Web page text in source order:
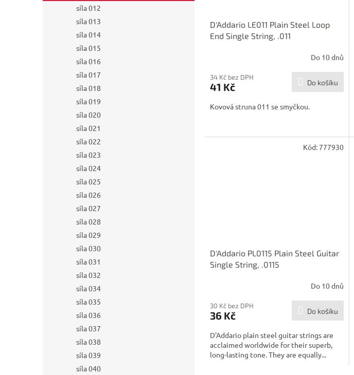
síla 012
síla 013
síla 014
síla 015
síla 016
síla 017
síla 018
síla 019
síla 020
síla 021
síla 022
síla 023
síla 024
síla 025
síla 026
síla 027
síla 028
síla 029
síla 030
síla 031
síla 032
síla 034
síla 035
síla 036
síla 037
síla 038
síla 039
síla 040
D'Addario LE011 Plain Steel Loop
End Single String, .011
Do 10 dnů
34 Kč bez DPH
41 Kč Do košíku
Kovová struna 011 se smyčkou.
D'Addario PL0115 Plain Steel Guitar
Single String, .0115
Do 10 dnů
30 Kč bez DPH
36 Kč Do košíku
D'Addario plain steel guitar strings are
acclaimed worldwide for their superb,
long-lasting tone. They are equally...
Kód:777930